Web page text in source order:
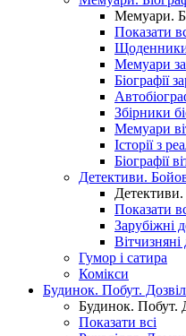
Мемуари.
Показати
Мемуари
Біографії
Збірники
Мемуари
Історії з
Біографії
Детективи.
Показати
Зарубіжні
Гумор і сатира
Комікси
Будинок. Побут.
Будинок. Побут.
Показати всі